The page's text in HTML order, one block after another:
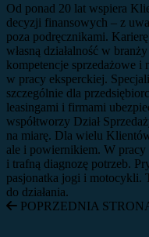
Od ponad 20 lat wspiera
decyzji finansowych – z
poza podręcznikami.
własną działalność w
kompetencje sprzedażowe i
w pracy eksperckiej.
szczególnie dla
leasingami i firmami
współtworzy Dział
na miarę. Dla wielu
ale i powiernikiem. W pracy
i trafną diagnozę potrzeb.
pasjonatka jogi i motocykli.
do działania.
POPRZEDNIA